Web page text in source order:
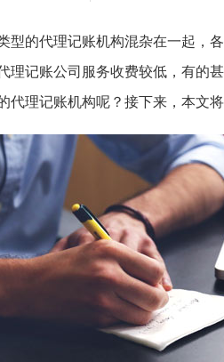
的代理记账机构混杂在一起，
记账公司服务收费较低，有的
理记账机构呢？接下来，本文将